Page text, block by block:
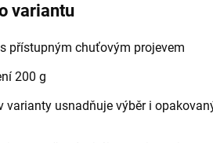
variantu
přístupným chuťovým projevem
200 g
varianty usnadňuje výběr i